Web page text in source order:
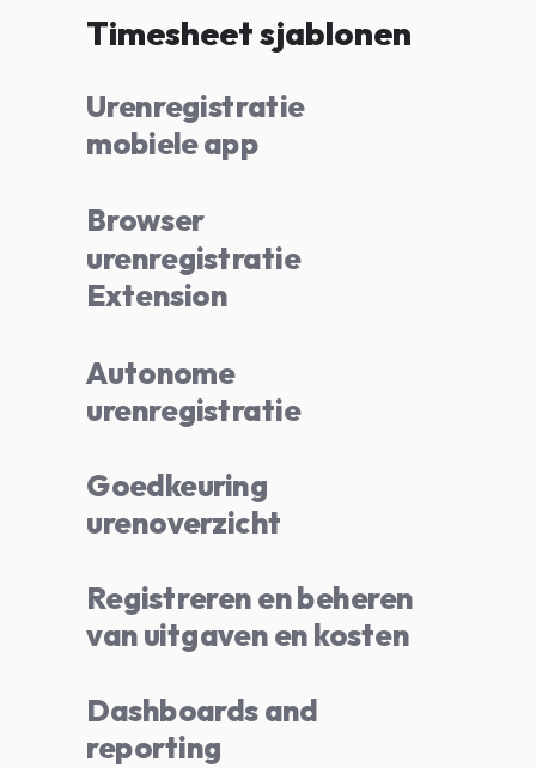
Timesheet sjablonen
Urenregistratie
mobiele app
Browser
urenregistratie
Extension
Autonome
urenregistratie
Goedkeuring
urenoverzicht
Registreren en beheren
van uitgaven en kosten
Dashboards and
reporting